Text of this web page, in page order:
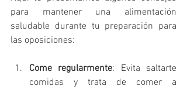
para mantener una alimentación
saludable durante tu preparación para
las oposiciones:
Come regularmente: Evita saltarte
comidas y trata de comer a